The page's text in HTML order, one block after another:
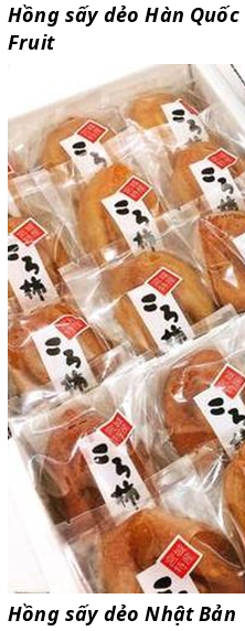
Hồng sấy dẻo Hàn
Fruit
Hồng sấy dẻo Nhật Bản